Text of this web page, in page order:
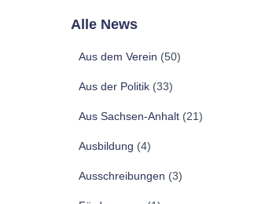
Alle News
Aus dem Verein (50)
Aus der Politik(33)
Aus Sachsen-Anhalt(21)
Ausbildung (4)
Ausschreibungen (3)